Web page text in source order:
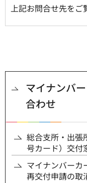
上記お問合せ先をご
マイナンバ
合わせ
総合支所・出張
号カード）交付
マイナンバーカ
再交付申請の取